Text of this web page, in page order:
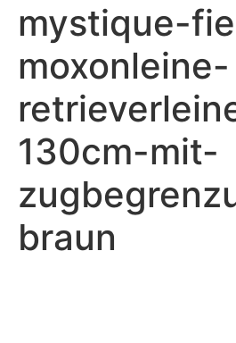
mystique-
moxonleine-
130cm-mit-
braun